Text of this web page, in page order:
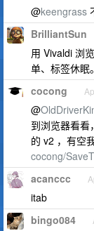
@keengrass
BrilliantSun
用 Vivaldi 浏
单、标签休眠。
cocong
@
到浏览器看看
的 v2 ，有空
cocong/
acanccc
itab
bingo084